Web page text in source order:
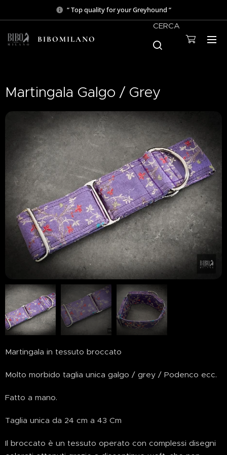
“ Top quality for your Greyhound “
BIBOMILANO
CERCA
Martingala Galgo / Grey
Martingala in tessuto broccato
Molto morbido taglia unica galgo / grey / Podenco ecc.
Fatto a mano.
Taglia unica da 24 cm a 43 Cm
Il broccato è un tessuto operato con complessi disegni